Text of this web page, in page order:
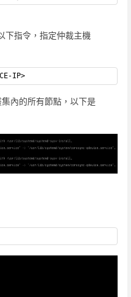
下指令，指定仲裁主機
IP>
內的所有節點，以下是